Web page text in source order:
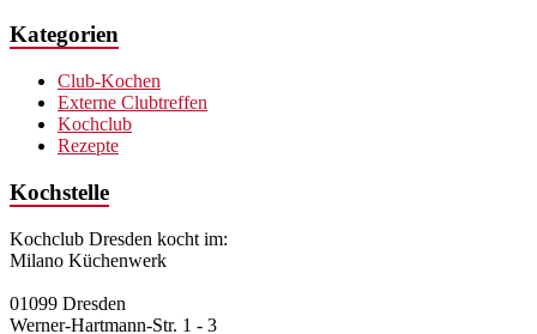
Kategorien
Club-Kochen
Externe Clubtreffen
Kochclub
Rezepte
Kochstelle
Kochclub Dresden kocht im:
Milano Küchenwerk
01099 Dresden
Werner-Hartmann-Str. 1 - 3